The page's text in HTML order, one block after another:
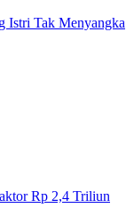
Istri Tak Menyangka
Rp 2,4 Triliun